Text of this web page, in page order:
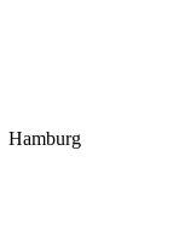
Hamburg